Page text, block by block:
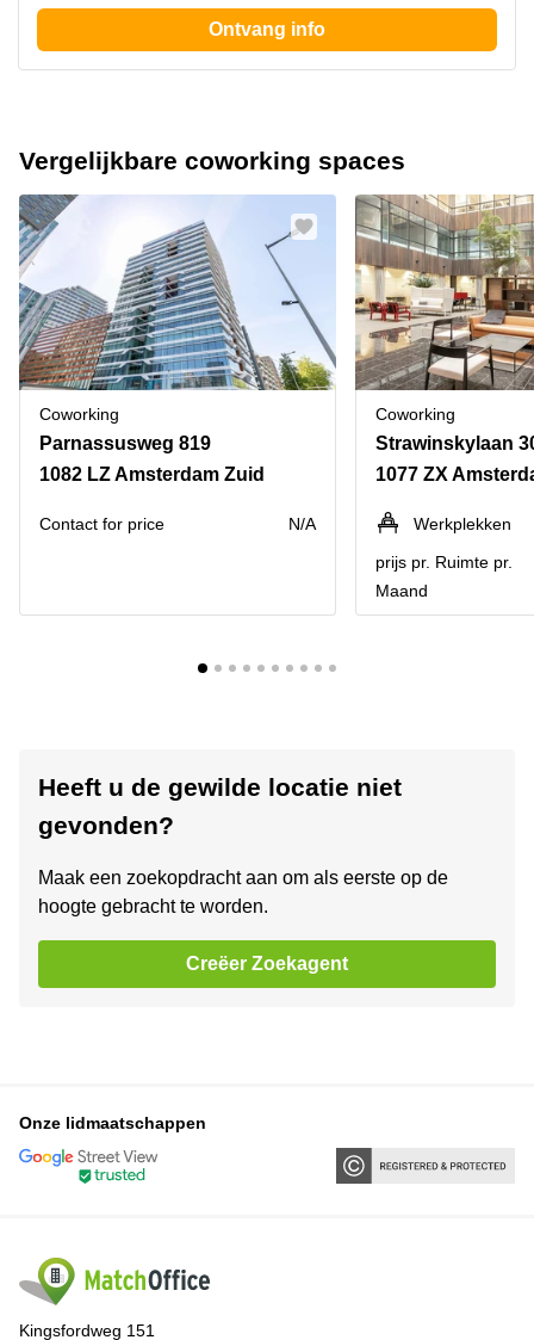
Ontvang info
Vergelijkbare coworking spaces
Coworking
Parnassusweg 819
1082 LZ Amsterdam Zuid
Contact for price N/A
Coworking
1077 ZX
Werkplekken
prijs pr. Ruimte pr.
Maand
Heeft u de gewilde locatie niet
gevonden?
Maak een zoekopdracht aan om als eerste op de
hoogte gebracht te worden.
Creëer Zoekagent
Onze lidmaatschappen
Kingsfordweg 151